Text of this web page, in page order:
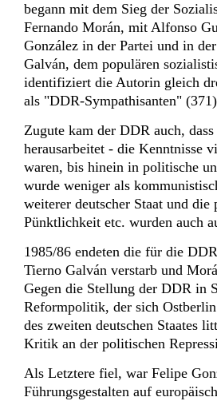
begann mit dem Sieg der
Fernando Morán, mit Alfonso
González in der Partei und in
Galván, dem populären
identifiziert die Autorin gleich
als "DDR-Sympathisanten"
Zugute kam der DDR auch,
herausarbeitet - die Kenntnisse
waren, bis hinein in politische
wurde weniger als
weiterer deutscher Staat und
Pünktlichkeit etc. wurden auch
1985/86 endeten die für die
Tierno Galván verstarb und
Gegen die Stellung der DDR in
Reformpolitik, der sich
des zweiten deutschen Staates
Kritik an der politischen
Als Letztere fiel, war Felipe
Führungsgestalten auf